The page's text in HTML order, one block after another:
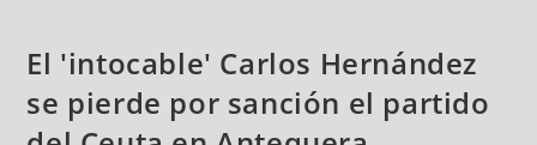
El 'intocable' Carlos Hernández
se pierde por sanción el partido